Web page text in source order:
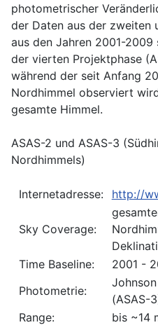
photometrischer
der Daten aus der zweiten
aus den Jahren 2001-
der vierten Projektphase
während der seit Anfang
Nordhimmel observiert
gesamte Himmel.
ASAS-2 und ASAS-3
Nordhimmels)
Internetadresse: http://
Sky Coverage:
Time Baseline:
2001 -
Photometrie:
(ASAS-
Range:
bis ~14